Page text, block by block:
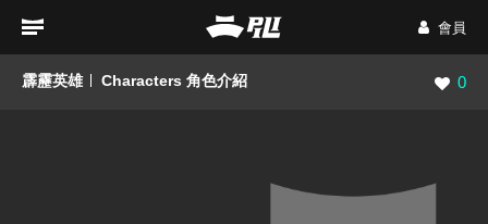
會員
霹靂英雄 Characters 角色介紹 瀏覽
0